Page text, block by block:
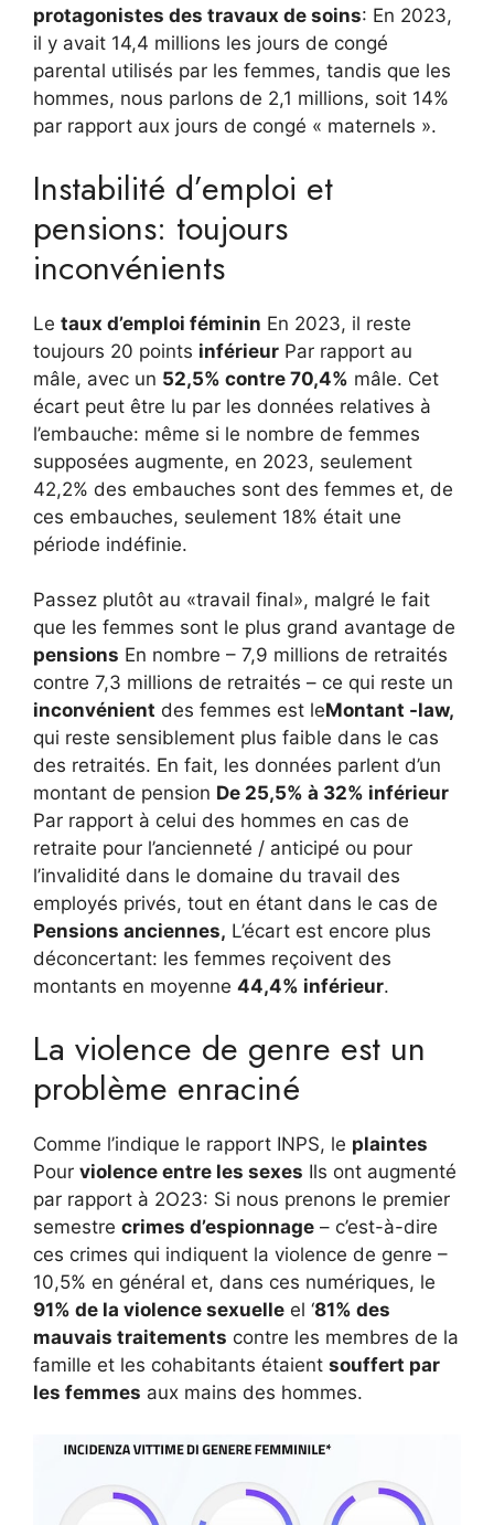
protagonistes des travaux de soins: En 2023,
il y avait 14,4 millions les jours de congé
parental utilisés par les femmes, tandis que les
hommes, nous parlons de 2,1 millions, soit 14%
par rapport aux jours de congé « maternels ».
Instabilité d’emploi et
pensions: toujours
inconvénients
Le taux d’emploi féminin En 2023, il reste
toujours 20 points inférieur Par rapport au
mâle, avec un 52,5% contre 70,4% mâle. Cet
écart peut être lu par les données relatives à
l’embauche: même si le nombre de femmes
supposées augmente, en 2023, seulement
42,2% des embauches sont des femmes et, de
ces embauches, seulement 18% était une
période indéfinie.
Passez plutôt au «travail final», malgré le fait
que les femmes sont le plus grand avantage de
pensions En nombre – 7,9 millions de retraités
contre 7,3 millions de retraités – ce qui reste un
inconvénient des femmes est leMontant -law,
qui reste sensiblement plus faible dans le cas
des retraités. En fait, les données parlent d’un
montant de pension De 25,5% à 32% inférieur
Par rapport à celui des hommes en cas de
retraite pour l’ancienneté / anticipé ou pour
l’invalidité dans le domaine du travail des
employés privés, tout en étant dans le cas de
Pensions anciennes, L’écart est encore plus
déconcertant: les femmes reçoivent des
montants en moyenne 44,4% inférieur.
La violence de genre est un
problème enraciné
Comme l’indique le rapport INPS, le plaintes
Pour violence entre les sexes Ils ont augmenté
par rapport à 2O23: Si nous prenons le premier
semestre crimes d’espionnage – c’est-à-dire
ces crimes qui indiquent la violence de genre –
10,5% en général et, dans ces numériques, le
91% de la violence sexuelle el ‘81% des
mauvais traitements contre les membres de la
famille et les cohabitants étaient souffert par
les femmes aux mains des hommes.